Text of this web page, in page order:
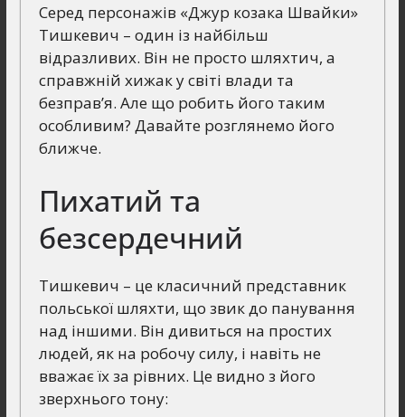
Серед персонажів «Джур козака Швайки»
Тишкевич – один із найбільш
відразливих. Він не просто шляхтич, а
справжній хижак у світі влади та
безправ’я. Але що робить його таким
особливим? Давайте розглянемо його
ближче.
Пихатий та
безсердечний
Тишкевич – це класичний представник
польської шляхти, що звик до панування
над іншими. Він дивиться на простих
людей, як на робочу силу, і навіть не
вважає їх за рівних. Це видно з його
зверхнього тону: